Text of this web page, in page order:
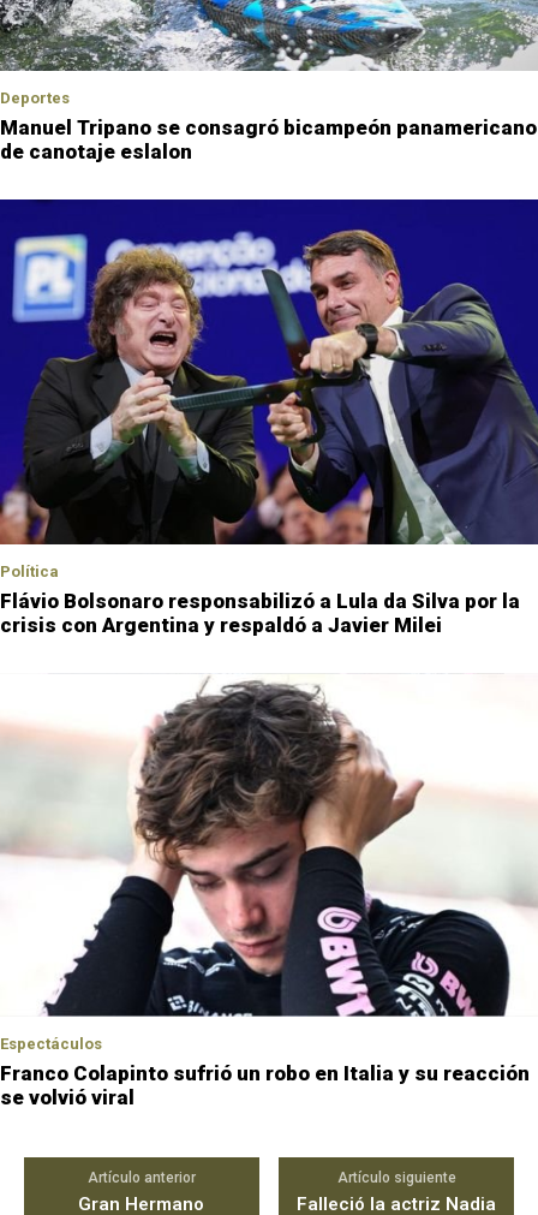
Deportes
Manuel Tripano se consagró bicampeón panamericano
de canotaje eslalon
Política
Flávio Bolsonaro responsabilizó a Lula da Silva por la
crisis con Argentina y respaldó a Javier Milei
Espectáculos
Franco Colapinto sufrió un robo en Italia y su reacción
se volvió viral
Artículo anterior
Gran Hermano
Artículo siguiente
Falleció la actriz Nadia